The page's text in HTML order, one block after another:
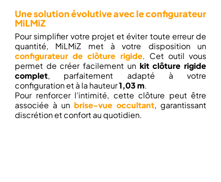
Une solution évolutive avec le configurateur
MiLMiZ
Pour simplifier votre projet et éviter toute erreur de
quantité, MiLMiZ met à votre disposition un
configurateur de clôture rigide. Cet outil vous
permet de créer facilement un kit clôture rigide
complet, parfaitement adapté à votre
configuration et à la hauteur1,03 m.
Pour renforcer l’intimité, cette clôture peut être
associée à un brise-vue occultant, garantissant
discrétion et confort au quotidien.